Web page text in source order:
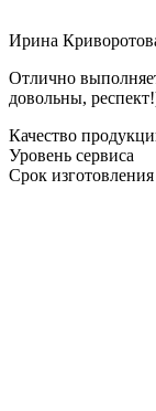
Ирина
Отлично
довольны,
Качество
Уровень сервиса
Срок изготовления